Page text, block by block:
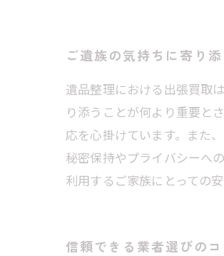
ご遺族の気持ちに寄り
遺品整理における出張買取
り添うことが何より重要と
応を心掛けています。また
秘密保持やプライバシーへ
利用するご家族にとっての
信頼できる業者選びの